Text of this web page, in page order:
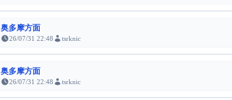
奥多摩方面
26/07/31 22:48 tsrknic
奥多摩方面
26/07/31 22:48 tsrknic